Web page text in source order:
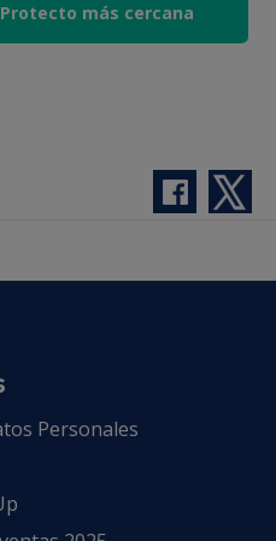
más cercana
Personales